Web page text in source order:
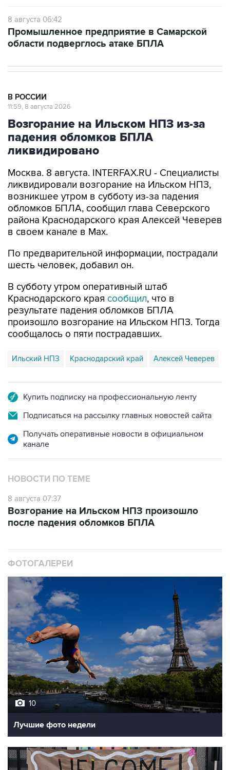
8 августа 06:42
Промышленное предприятие в Самарской
области подверглось атаке БПЛА
В РОССИИ
11:59, 8 августа 2026
Возгорание на Ильском НПЗ из-за
падения обломков БПЛА
ликвидировано
Москва. 8 августа. INTERFAX.RU - Специалисты
ликвидировали возгорание на Ильском НПЗ,
возникшее утром в субботу из-за падения
обломков БПЛА, сообщил глава Северского
района Краснодарского края Алексей Чеверев
в своем канале в Max.
По предварительной информации, пострадали
шесть человек, добавил он.
В субботу утром оперативный штаб
Краснодарского края сообщил, что в
результате падения обломков БПЛА
произошло возгорание на Ильском НПЗ. Тогда
сообщалось о пяти пострадавших.
Ильский НПЗ Краснодарский край Алексей Чеверев
Купить подписку на профессиональную ленту
Подписаться на рассылку главных новостей сайта
Получать оперативные новости в официальном
канале
НОВОСТИ ПО ТЕМЕ
8 августа 07:37
Возгорание на Ильском НПЗ произошло
после падения обломков БПЛА
ФОТОГАЛЕРЕИ
10
Лучшие фото недели